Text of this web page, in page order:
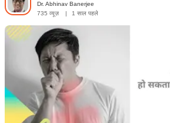
Dr. Abhinav Banerjee
735 व्यूज़
| 1 साल पहले